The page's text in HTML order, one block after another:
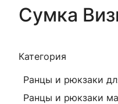
Сумка
Категория
Ранцы и рюкзаки
Ранцы и рюкзаки